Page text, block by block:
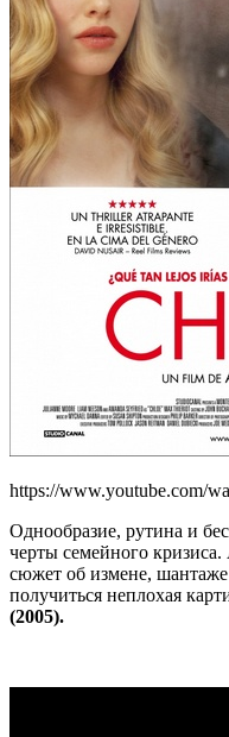
https://www.youtube.com/
Однообразие, рутина и
черты семейного
сюжет об измене, шантаже
получиться неплохая
(2005).